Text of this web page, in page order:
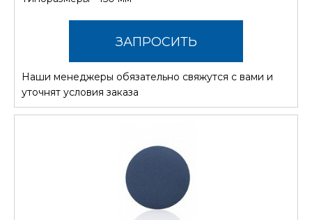
ЗАПРОСИТЬ
СТОИМОСТЬ
Наши менеджеры обязательно свяжутся с вами и
уточнят условия заказа